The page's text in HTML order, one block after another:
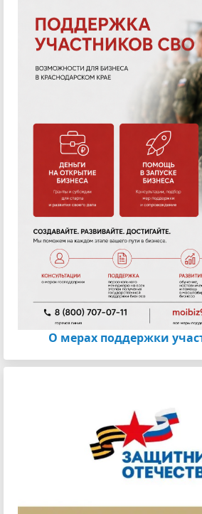
О мерах поддержки